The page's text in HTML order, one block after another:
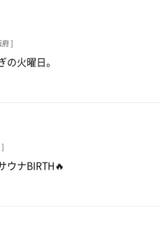
イチゴのスムージー
麦から選べます。 お出汁濃
チ✨ 天婦羅サクサク！
らいました。
府 ]
火曜日。
]
ウナBIRTH🔥